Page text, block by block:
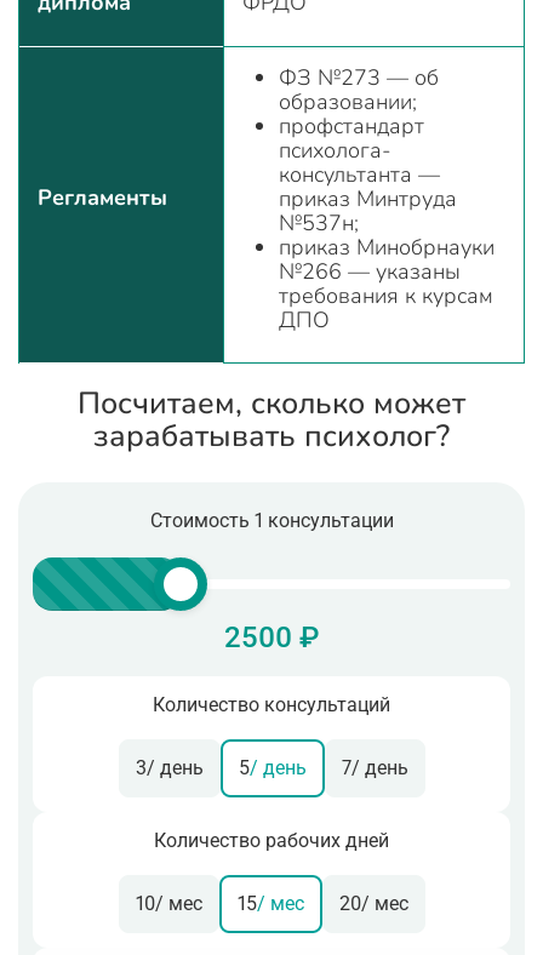
Регламенты
ФЗ №273 — об
образовании;
профстандарт
психолога-
консультанта —
приказ Минтруда
№537н;
приказ Минобрнауки
№266 — указаны
требования к курсам
ДПО
Посчитаем, сколько может
зарабатывать психолог?
Стоимость 1 консультации
2500 ₽
Количество консультаций
3/ день 5/ день 7/ день
Количество рабочих дней
10/ мес 15/ мес 20/ мес